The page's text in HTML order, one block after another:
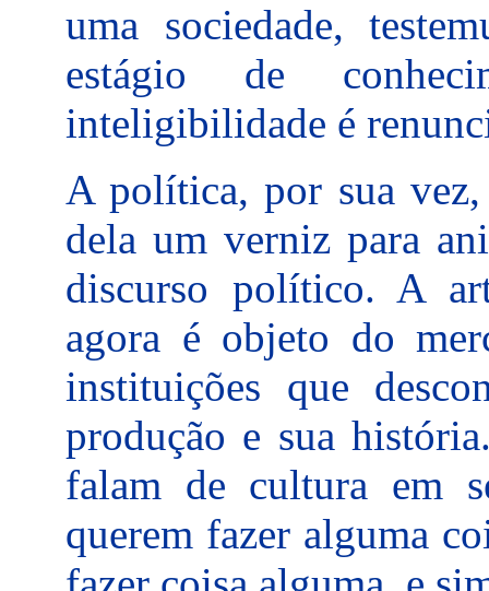
uma sociedade,
estágio de
inteligibilidade é
A política, por sua
dela um verniz para
discurso político. A
agora é objeto do
instituições que
produção e sua
falam de cultura em
querem fazer alguma